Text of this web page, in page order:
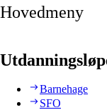
Hovedmeny
Barnehage
SFO